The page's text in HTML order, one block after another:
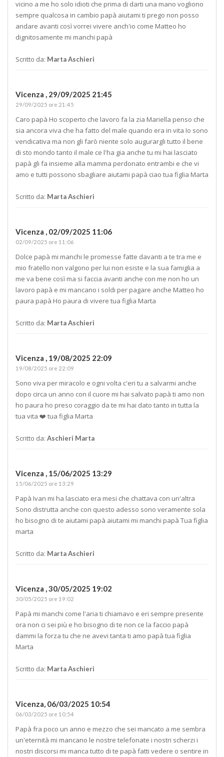
vicino a me ho solo idioti che prima di darti una mano vogliono
sempre qualcosa in cambio papà aiutami ti prego non posso
andare avanti così vorrei vivere anch'io come Matteo ho
dignitosamente mi manchi papà
Scritto da: Marta Aschieri
Vicenza , 29/09/2025 21:45
29/09/2025 ore 21:45
Caro papà Ho scoperto che lavoro fa la zia Mariella penso che
sia ancora viva che ha fatto del male quando era in vita Io sono
vendicativa ma non gli farò niente solo augurargli tutto il bene
di sto mondo tanto il male ce l'ha gia anche tu mi hai lasciato
papà gli fa insieme alla mamma perdonato entrambi e che vi
amo e tutti possono sbagliare aiutami papà ciao tua figlia Marta
Scritto da: Marta Aschieri
Vicenza , 02/09/2025 11:06
02/09/2025 ore 11:06
Dolce papà mi manchi le promesse fatte davanti a te tra me e
mio fratello non valgono per lui non esiste e la sua famiglia a
me va bene così ma si faccia avanti anche con me non ho un
lavoro papà e mi mancano i soldi per pagare anche Matteo ho
paura papà Ho paura di vivere tua figlia Marta
Scritto da: Marta Aschieri
Vicenza , 19/08/2025 22:09
19/08/2025 ore 22:09
Sono viva per miracolo e ogni volta c'eri tu a salvarmi anche
dopo circa un anno con il cuore mi hai salvato papà ti amo non
ho paura ho preso coraggio da te mi hai dato tanto in tutta la
tua vita ❤️ tua figlia Marta
Scritto da: Aschieri Marta
Vicenza , 15/06/2025 13:29
15/06/2025 ore 13:29
Papà Ivan mi ha lasciato era mesi che chattava con un'altra
Sono distrutta anche con questo adesso sono veramente sola
ho bisogno di te aiutami papà aiutami mi manchi papà Tua figlia
marta
Scritto da: Marta Aschieri
Vicenza ,30/05/2025 19:02
30/05/2025 ore 19:02
Papà mi manchi come l'aria ti chiamavo e eri sempre presente
ora non ci sei più e ho bisogno di te non ce la faccio papà
dammi la forza tu che ne avevi tanta ti amo papà tua figlia
Marta
Scritto da: Marta Aschieri
Vicenza, 06/03/2025 10:54
06/03/2025 ore 10:54
Papà fra poco un anno e mezzo che sei mancato a me sembra
un'eternità mi mancano le nostre telefonate i nostri scherzi i
nostri discorsi mi manca tutto di te papà fatti vedere o sentire in